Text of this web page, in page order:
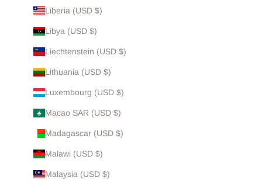
Liberia (USD $)
Libya (USD $)
Liechtenstein (USD $)
Lithuania (USD $)
Luxembourg (USD $)
Macao SAR (USD $)
Madagascar (USD $)
Malawi (USD $)
Malaysia (USD $)